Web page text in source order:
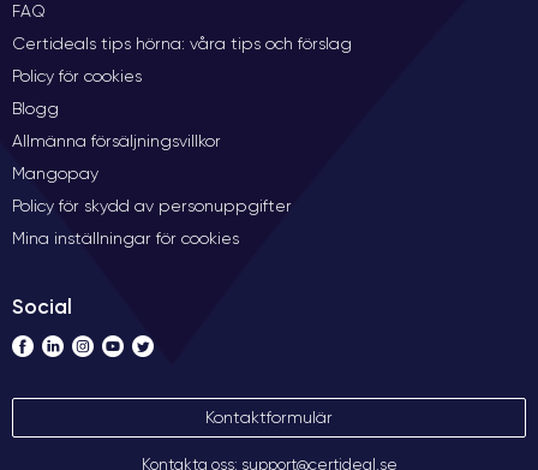
FAQ
Certideals tips hörna: våra tips och förslag
Policy för cookies
Blogg
Allmänna försäljningsvillkor
Mangopay
Policy för skydd av personuppgifter
Mina inställningar för cookies
Social
Kontaktformulär
Kontakta oss: support@certideal.se